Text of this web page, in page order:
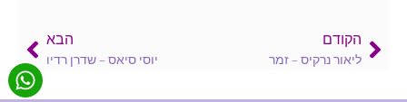
הקודם
ליאור נרקיס – זמר
הבא
יוסי סיאס – שדרן רדיו